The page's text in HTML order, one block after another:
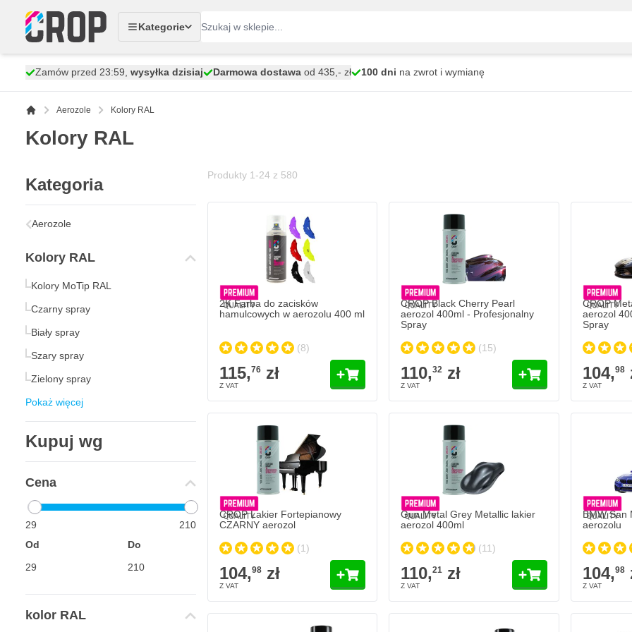
Kategorie
Zamów przed 23:59, wysyłka dzisiaj Darmowa dostawa od 435,- zł 100 dni na zwrot i wymianę
Aerozole Kolory RAL
Kolory RAL
Kategoria
Aerozole
Kolory RAL
Kolory MoTip RAL
Czarny spray
Biały spray
Szary spray
Zielony spray
Pokaż więcej
Kupuj wg
Cena
29
210
Od
Do
kolor RAL
Produkty 1 -24 z 580
Wysyłka w ciągu 1-2 dni
Stopień połysku
2K Farba do zacisków
hamulcowych w aerozolu 400 ml
(8)
115,76zł
CROP Black Cherry Pearl
aerozol 400ml - Profesjonalny
Spray
(15)
110,32 zł
CROP
aerozol
Spray
104,98
CROP Lakier Fortepianowy
CZARNY aerozol
(1)
104,98zł
Gun Metal Grey Metallic lakier
aerozol 400ml
(11)
110,21 zł
BMW San
aerozolu
104,98